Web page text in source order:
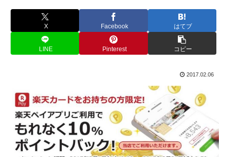
X Facebook はてブ
LINE Pinterest コピー
2017.02.06